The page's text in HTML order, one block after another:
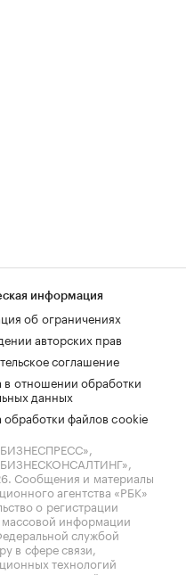
информация
об ограничениях
авторских прав
соглашение
в отношении обработки
данных
обработки файлов cookie
. Сообщения и материалы
агентства «РБК»
о регистрации
массовой информации
службой
в сфере связи,
технологий